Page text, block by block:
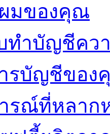
มของคุณ
ทำบัญชีคว
รบัญชีของ
รณ์ที่หลาก